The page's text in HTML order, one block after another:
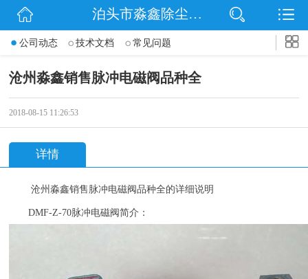
网站首页
公司动态
泊头市淼鑫除尘配件销售处
公司动态 技术文档 常见问题
沧州淼鑫销售脉冲电磁阀品种全
2018-08-15 11:26:53
详情
沧州淼鑫销售脉冲电磁阀品种全的详细说明
DMF-Z-70脉冲电磁阀简介：